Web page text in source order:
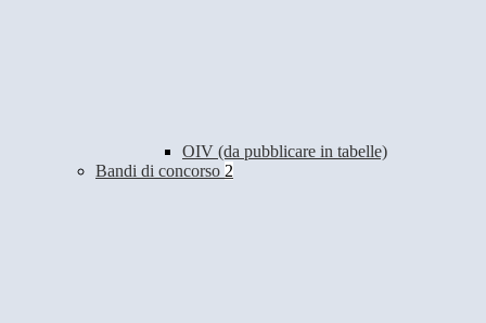
OIV (da pubblicare in tabelle)
Bandi di concorso 2